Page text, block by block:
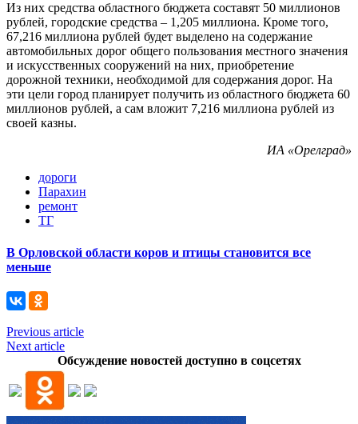
Из них средства областного бюджета составят 50 миллионов
рублей, городские средства – 1,205 миллиона. Кроме того,
67,216 миллиона рублей будет выделено на содержание
автомобильных дорог общего пользования местного значения
и искусственных сооружений на них, приобретение
дорожной техники, необходимой для содержания дорог. На
эти цели город планирует получить из областного бюджета 60
миллионов рублей, а сам вложит 7,216 миллиона рублей из
своей казны.
ИА «Орелград»
дороги
Парахин
ремонт
ТГ
В Орловской области коров и птицы становится все
меньше
Previous article
Next article
Обсуждение новостей доступно в соцсетях